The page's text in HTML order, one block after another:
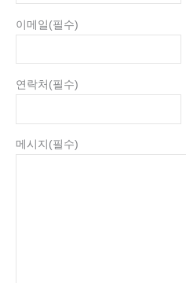
이메일 (필수)
연락처 (필수)
메시지 (필수)